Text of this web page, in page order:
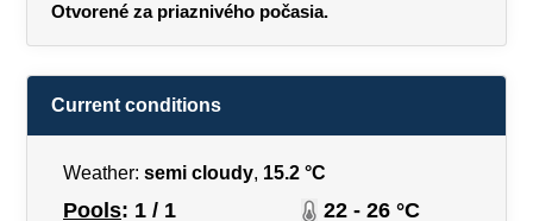
Otvorené za priaznivého počasia.
Current conditions
Weather: semi cloudy, 15.2 °C
Pools: 1 / 1 22 - 26 °C